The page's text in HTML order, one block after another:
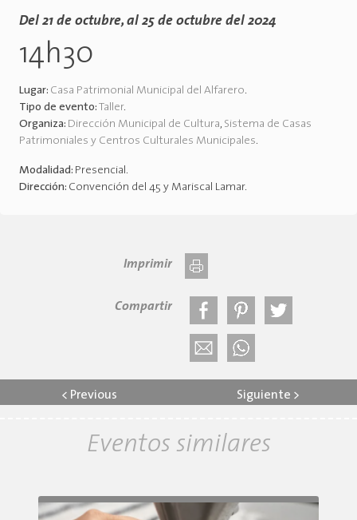
Del 21 de octubre, al 25 de octubre del 2024
14h30
Lugar: Casa Patrimonial Municipal del Alfarero.
Tipo de evento: Taller.
Organiza: Dirección Municipal de Cultura, Sistema de Casas
Patrimoniales y Centros Culturales Municipales.
Modalidad: Presencial.
Dirección: Convención del 45 y Mariscal Lamar.
Imprimir
Compartir
< Previous Siguiente >
Eventos similares